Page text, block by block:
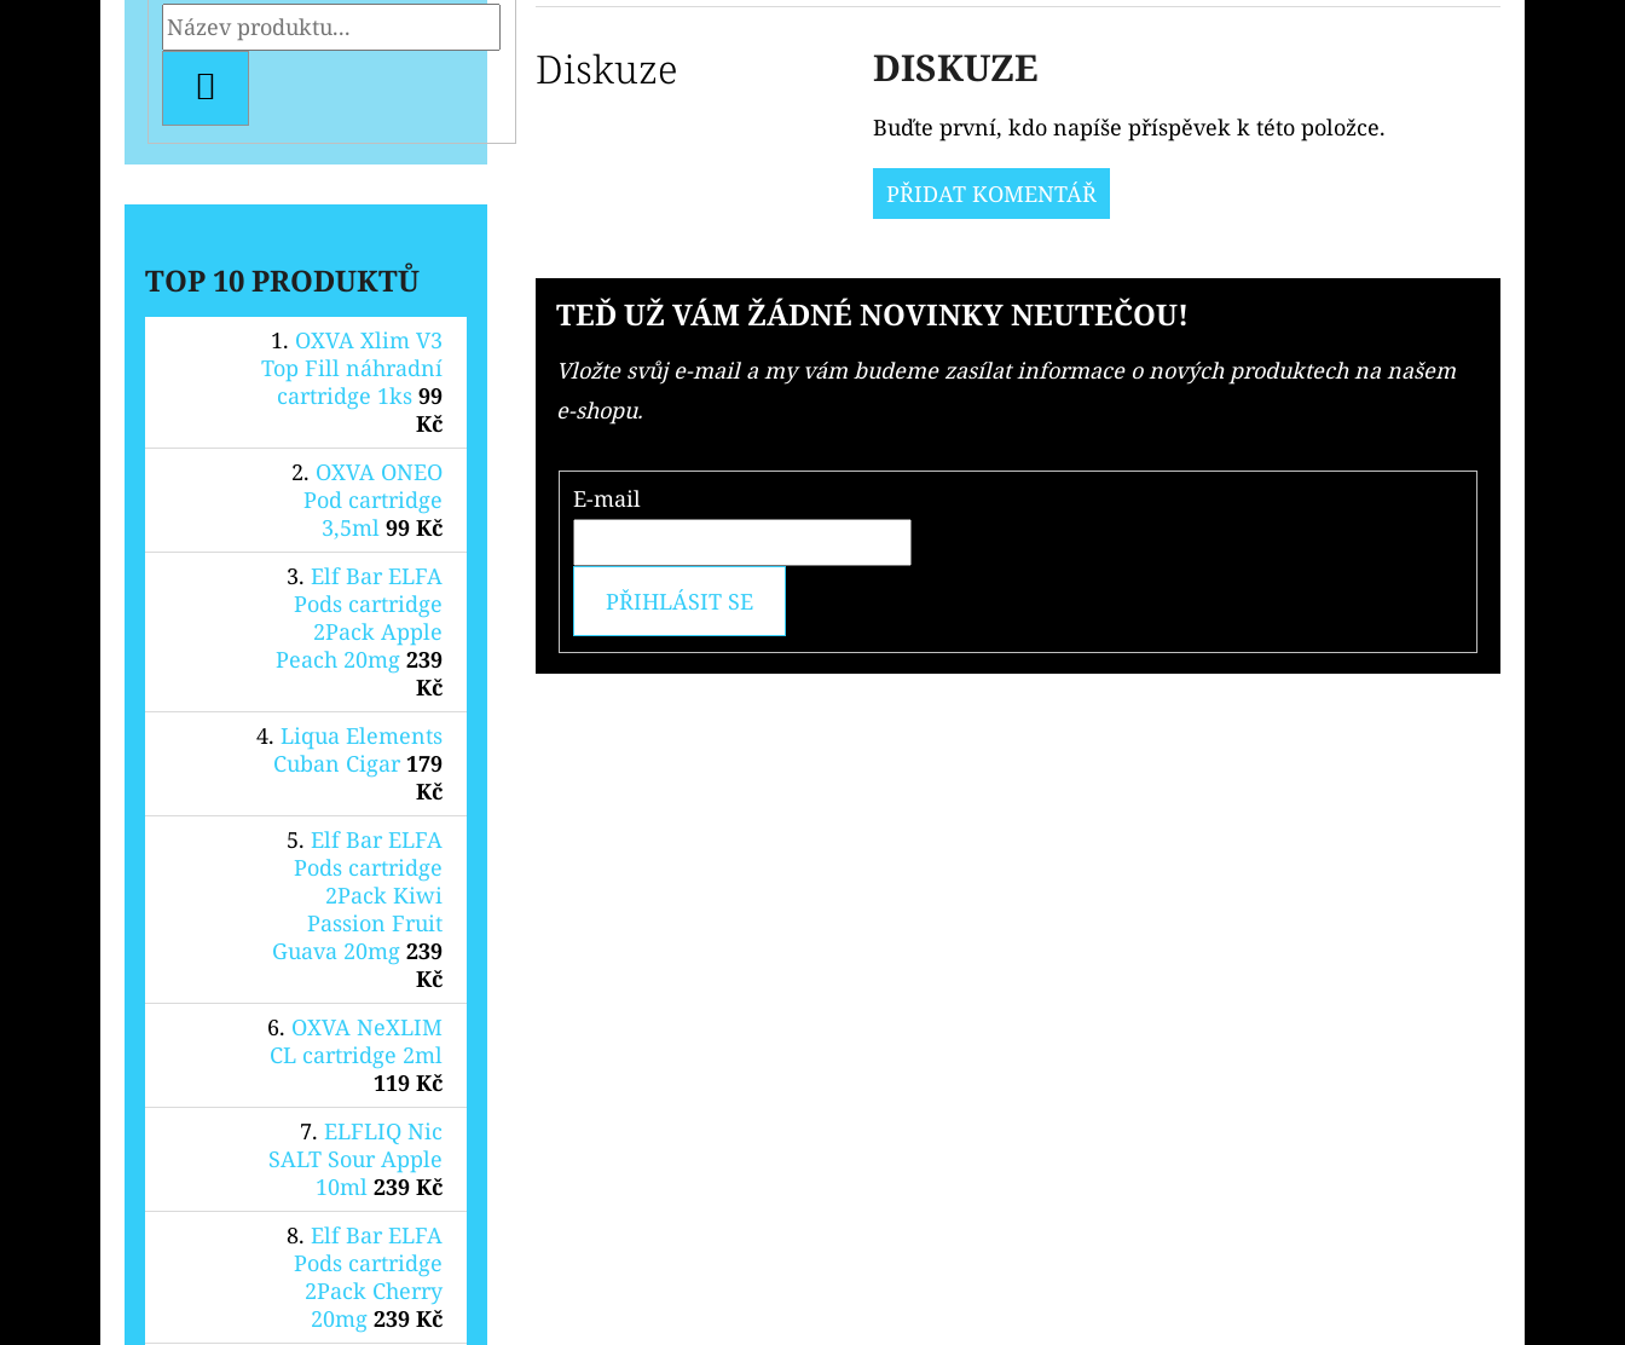
TOP 10 PRODUKTŮ
OXVA Xlim V3
Top Fill náhradní
cartridge 1ks 99
Kč
OXVA ONEO
Pod cartridge
3,5ml 99 Kč
Elf Bar ELFA
Pods cartridge
2Pack Apple
Peach 20mg 239
Kč
Liqua Elements
Cuban Cigar 179
Kč
Elf Bar ELFA
Pods cartridge
2Pack Kiwi
Passion Fruit
Guava 20mg 239
Kč
OXVA NeXLIM
CL cartridge 2ml
119 Kč
ELFLIQ Nic
SALT Sour Apple
10ml 239 Kč
Elf Bar ELFA
Pods cartridge
2Pack Cherry
20mg 239 Kč
Diskuze DISKUZE
Buďte první, kdo napíše příspěvek k této položce.
PŘIDAT KOMENTÁŘ
TEĎ UŽ VÁM ŽÁDNÉ NOVINKY NEUTEČOU!
Vložte svůj e-mail a my vám budeme zasílat informace o nových produktech na našem
e-shopu.
E-mail
PŘIHLÁSIT SE